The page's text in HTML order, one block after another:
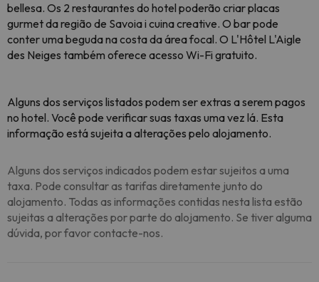
bellesa. Os 2 restaurantes do hotel poderão criar placas
gurmet da região de Savoia i cuina creative. O bar pode
conter uma beguda na costa da área focal. O L'Hôtel L'Aigle
des Neiges também oferece acesso Wi-Fi gratuito.
Alguns dos serviços listados podem ser extras a serem pagos
no hotel. Você pode verificar suas taxas uma vez lá. Esta
informação está sujeita a alterações pelo alojamento.
Alguns dos serviços indicados podem estar sujeitos a uma
taxa. Pode consultar as tarifas diretamente junto do
alojamento. Todas as informações contidas nesta lista estão
sujeitas a alterações por parte do alojamento. Se tiver alguma
dúvida, por favor contacte-nos.